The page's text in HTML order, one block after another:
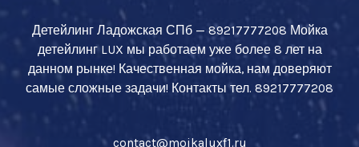
Детейлинг Ладожская СПб — 89217777208 Мойка
детейлинг LUX мы работаем уже более 8 лет на
данном рынке! Качественная мойка, нам доверяют
самые сложные задачи! Контакты тел. 89217777208
contact@moikaluxf1.ru